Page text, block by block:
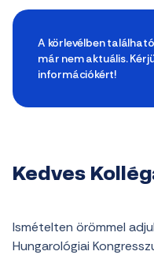
A körlevélben
már nem aktuális.
információkért!
Kedves
Ismételten örömmel
Hungarológiai